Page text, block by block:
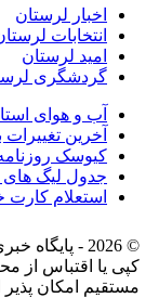
اخبار لرستان
انتخابات
امید لرستان
گردشگری
آب و هوای
آخرین تغییرات
کیوسک
جدول لیگ های
استعلام کارت
© 2026 - پایگاه خبری اميد لرستان.تمامی حقوق محفوظ است.
کپی یا اقتباس از
مستقیم امکان